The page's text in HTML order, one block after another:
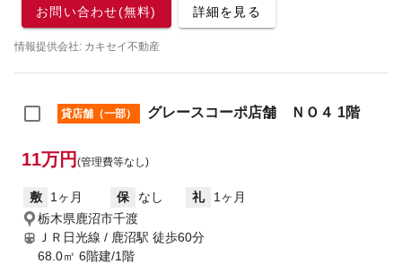
お問い合わせ(無料) 詳細を見る
情報提供会社: カキセイ不動産
貸店舗（一部） グレースコーポ店舗 ＮＯ４ 1階
11万円 (管理費等なし)
敷 1ヶ月 保 なし 礼
1ヶ月
栃木県鹿沼市千渡
ＪＲ日光線 / 鹿沼駅 徒歩60分
68.0㎡ 6階建/1階